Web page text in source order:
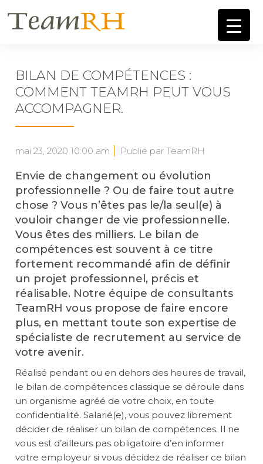
BILAN DE COMPÉTENCES :
COMMENT TEAMRH PEUT VOUS
ACCOMPAGNER.
mai 23, 2020 10:00 am Publié par TeamRH
Envie de changement ou évolution
professionnelle ? Ou de faire tout autre
chose ? Vous n’êtes pas le/la seul(e) à
vouloir changer de vie professionnelle.
Vous êtes des milliers. Le bilan de
compétences est souvent à ce titre
fortement recommandé afin de définir
un projet professionnel, précis et
réalisable. Notre équipe de consultants
TeamRH vous propose de faire encore
plus, en mettant toute son expertise de
spécialiste de recrutement au service de
votre avenir.
Réalisé pendant ou en dehors des heures de travail,
le bilan de compétences classique se déroule dans
un organisme agréé de votre choix, en toute
confidentialité. Salarié(e), vous pouvez librement
décider de réaliser un bilan de compétences. Il ne
vous est d’ailleurs pas obligatoire d’en informer
votre employeur si vous décidez de réaliser ce bilan